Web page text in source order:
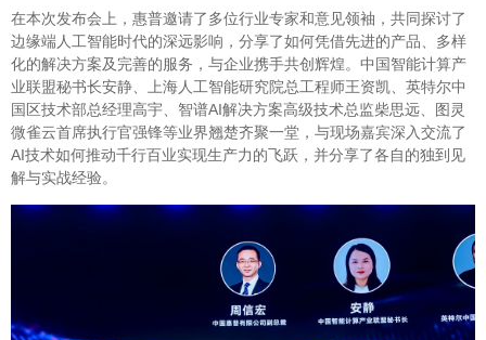
在本次发布会上，惠普邀请了多位行业专家和意见领袖，共同探讨了
边缘端人工智能时代的深远影响，分享了如何凭借先进的产品、多样
化的解决方案及完善的服务，与企业携手共创辉煌。中国智能计算产
业联盟秘书长安静、上海人工智能研究院总工程师王资凯、英特尔中
国区技术部总经理高宇、智谱AI解决方案高级技术总监柴思远、图灵
微雀云首席执行官强锋等业界翘楚齐聚一堂，与现场嘉宾深入交流了
AI技术如何推动千行百业实现生产力的飞跃，并分享了各自的独到见
解与实战经验。